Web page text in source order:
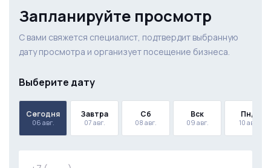
Запланируйте просмотр
С вами свяжется специалист, подтвердит выбранную
дату просмотра и организует посещение бизнеса.
Выберите дату
Сегодня
06 авг.
Завтра
07 авг.
Сб
08 авг.
Вск
09 авг.
Пнд
10 авг.